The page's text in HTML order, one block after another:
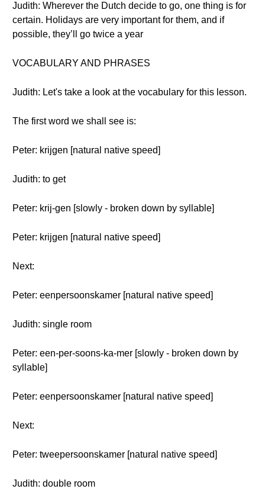
Judith: Wherever the Dutch decide to go, one thing is for
certain. Holidays are very important for them, and if
possible, they’ll go twice a year
VOCABULARY AND PHRASES
Judith: Let's take a look at the vocabulary for this lesson.
The first word we shall see is:
Peter: krijgen [natural native speed]
Judith: to get
Peter: krij-gen [slowly - broken down by syllable]
Peter: krijgen [natural native speed]
Next:
Peter: eenpersoonskamer [natural native speed]
Judith: single room
Peter: een-per-soons-ka-mer [slowly - broken down by
syllable]
Peter: eenpersoonskamer [natural native speed]
Next:
Peter: tweepersoonskamer [natural native speed]
Judith: double room